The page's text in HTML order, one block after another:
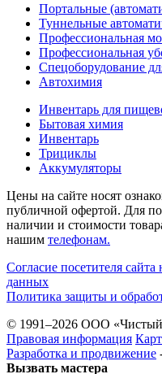
Портальные
Туннельные
Профессиональная
Профессиональная
Спецоборудование
Автохимия
Инвентарь для
Бытовая химия
Инвентарь
Трициклы
Аккумуляторы
Цены на сайте носят
публичной офертой. Для
наличии и стоимости
нашим телефонам.
Согласие посетителя
данных
Политика защиты и
© 1991–2026 ООО «Чистый
Правовая информация
Разработка и продвижение
Вызвать мастера